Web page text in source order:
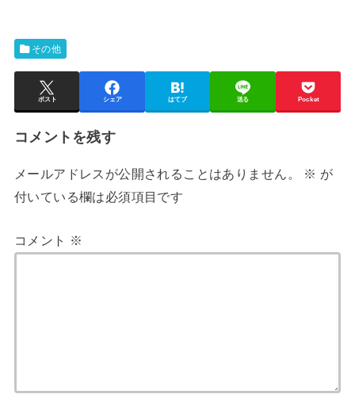
その他
ポスト シェア はてブ 送る Pocket
コメントを残す
メールアドレスが公開されることはありません。 ※ が
付いている欄は必須項目です
コメント ※